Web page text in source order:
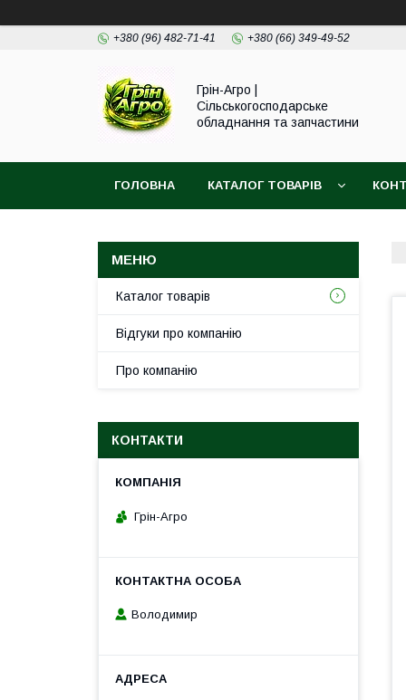
+380 (96) 482-71-41 +380 (66) 349-49-52
Грін-Агро |
Сільськогосподарське
обладнання та запчастини
ГОЛОВНА КАТАЛОГ ТОВАРІВ
Каталог товарів
Відгуки про компанію
Про компанію
КОНТАКТИ
Грін-Агро
Володимир